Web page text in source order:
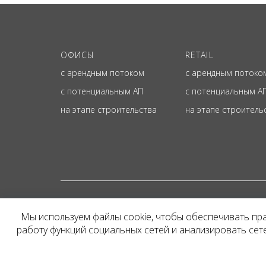
ОФИСЫ
с арендным потоком
с потенциальным АП
на этапе строительства
RETAIL
с арендным
с потенциальным
на этапе
Представленная на
и не является
Мы используем файлы cookie, чтобы обеспечивать
работу функций социальных сетей и анализировать